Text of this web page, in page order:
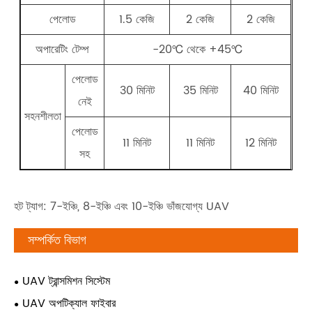
পেলোড
1.5 কেজি 2 কেজি
2 কেজি
অপারেটিং টেম্প
-20℃ থেকে +45℃
সহনশীলতা
পেলোড
নেই
30 মিনিট 35 মিনিট 40 মিনিট
পেলোড
সহ
11 মিনিট 11 মিনিট 12 মিনিট
হট ট্যাগ: 7-ইঞ্চি, 8-ইঞ্চি এবং 10-ইঞ্চি ভাঁজযোগ্য UAV
সম্পর্কিত বিভাগ
UAV ট্রান্সমিশন সিস্টেম
UAV অপটিক্যাল ফাইবার